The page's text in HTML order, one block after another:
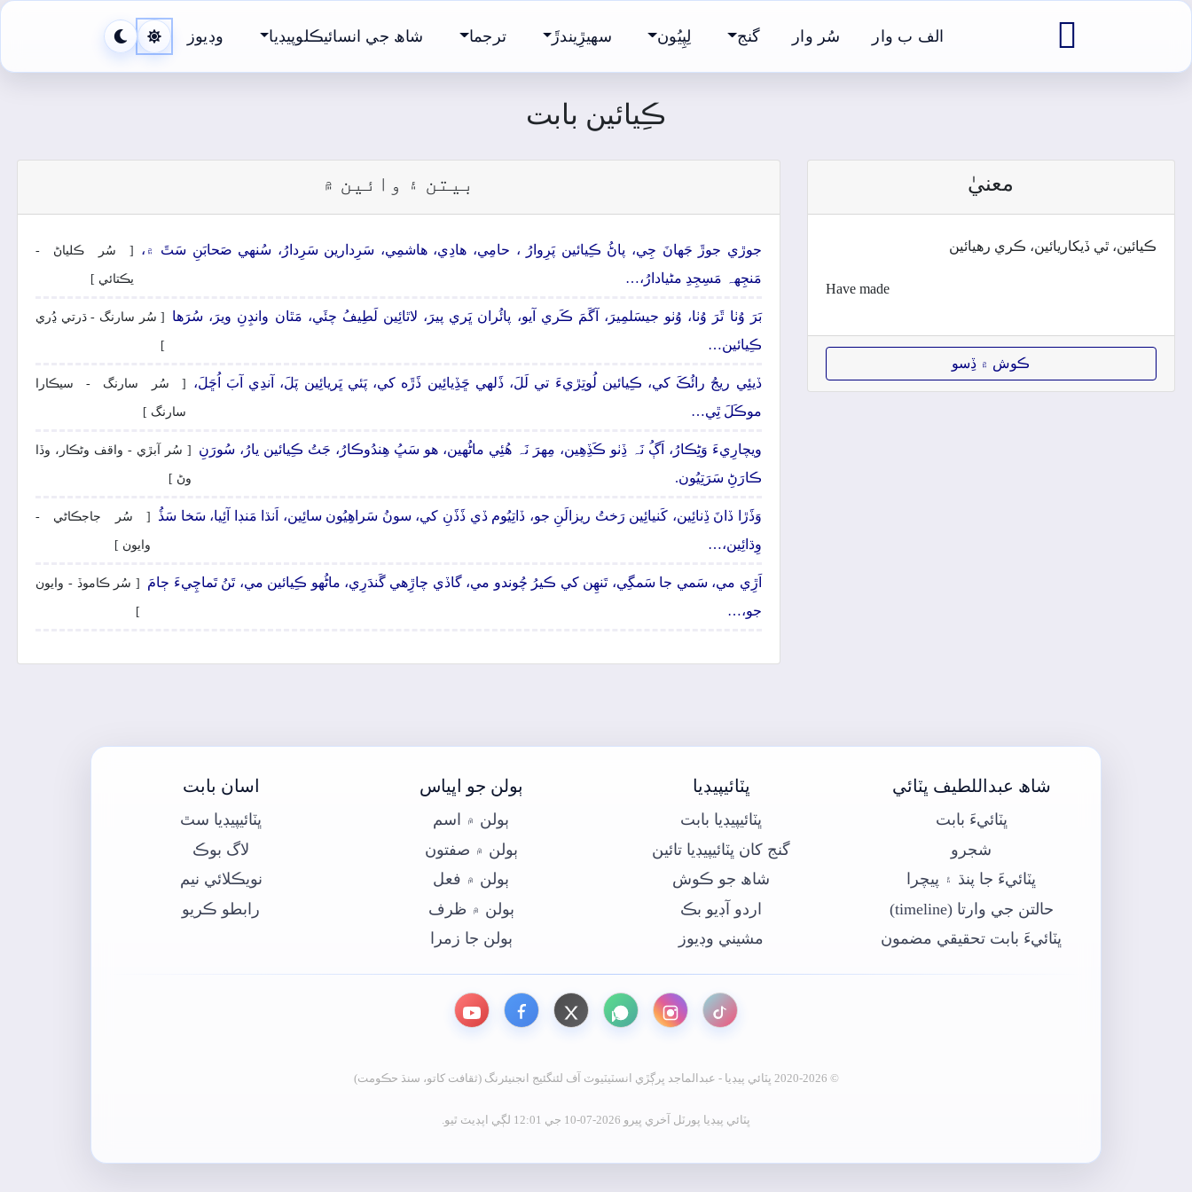
 الف ب وار سُر وار گنج لِپِيُون سھيڙِيندڙَ ترجما شاھ جي انسائيڪلوپيڊيا وڊيوز
ڪِيائين بابت
معنيٰ
ڪيائين، ٿي ڏيکاريائين، ڪري رھيائين
Have made
ڪوش ۾ ڏِسو
بيتن ۽ وائين ۾
جوڙي جوڙَ جَھانَ جِي، پاڻُ ڪِيائين پَرِوارُ ، حامِي، ھادِي، ھاشمِي، سَرِدارين سَرِدارُ، سُنھي صَحابَنِ سَٿَ ۾،
مَنجِهہ مَسِجِدِ مڻيادارُ،…
[ سُر ڪلياڻ -
يڪتائي ]
بَرَ وُٺا ٿَرَ وُٺا، وُٺو جيسَلمِيرَ، آگَمَ ڪَري آيو، پائُران ڀَري پيرَ، لاٿائِين لَطِيفُ چئَي، مَٿان وانڊِنِ ويرَ، سُرَھا
ڪِيائين…
[ سُر سارنگ - ڌرتي ڍُري
]
ڏيئِي ريجُ رائُڪَ کي، ڪِيائين لُوتِڙيءَ تي لَلَ، ڏَلهي ڇَڏِيائِين ڏَڙَه کي، پَئي ڀَريائِين پَلَ، آندِي آبَ اُڇَلَ،
موڪَلَ ٿِي…
[ سُر سارنگ - سيڪارا
سارنگ ]
ويچارِيءَ وَڻِڪارُ، اَڳُ نَہ ڏِٺو ڪَڏِھِين، مِھرَ نَہ ھُئِي ماڻُهين، ھو سَڀُ ھِندُوڪارُ، جَتُ ڪِيائين يارُ، سُورَنِ
ڪارَڻِ سَرَتِيُون.
[ سُر آبڙي - واقف وڻڪار، وڏا
وڻ ]
وَڏَڙا ڏانَ ڏِنائِين، کَنيائِين رَختُ ريزالَنِ جو، ڏاتِيُوم ڏي ڏَڏَنِ کي، سونُ سَراھِيُون سائِين، اَنڌا مَنڊا آئِيا، سَخا سَڏُ
وِڌائِين،…
[ سُر جاجڪاڻي -
وايون ]
اَڙِي مي، سَمي جا سَمگِي، تَنھِن کي ڪيرُ چُوندو مي، گاڏي چاڙِھي گَندَرِي، ماڻُهو ڪِيائين مي، تَنُ تَماچِيءَ ڄامَ
جو،…
[ سُر ڪاموڏ - وايون
]
شاھ عبداللطيف ڀٽائي
ڀٽائيءَ بابت
شجرو
ڀٽائيءَ جا پنڌ ۽ پيچرا
حالتن جي وارتا (timeline)
ڀٽائيءَ بابت تحقيقي مضمون
ڀٽائيپيڊيا
ڀٽائيپيڊيا بابت
گنج کان ڀٽائيپيڊيا تائين
شاھ جو ڪوش
اردو آڊيو بڪ
مشيني وڊيوز
ٻولن جو اڀياس
ٻولن ۾ اسم
ٻولن ۾ صفتون
ٻولن ۾ فعل
ٻولن ۾ ظرف
ٻولن جا زمرا
اسان بابت
ڀٽائيپيڊيا سٿ
لاگ بوڪ
نويڪلائي نيم
رابطو ڪريو
© 2020-2026 ڀٽائي پيڊيا - عبدالماجد ڀرڳڙي انسٽيٽيوٽ آف لئنگئيج انجنيئرنگ (ثقافت کاتو، سنڌ حڪومت)
ڀٽائي پيڊيا پورٽل آخري ڀيرو 2026-07-10 جي 12:01 لڳي اپڊيٽ ٿيو.